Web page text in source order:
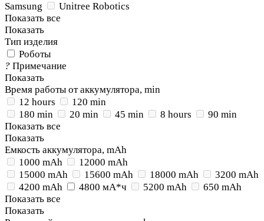
Samsung
Unitree Robotics
Показать все
Показать
Тип изделия
Роботы
? Примечание
Показать
Время работы от аккумулятора, min
12 hours
120 min
180 min
20 min 45 min 8 hours
90 min
Показать все
Показать
Емкость аккумулятора, mAh
1000 mAh
12000 mAh
15000 mAh
15600 mAh 18000 mAh
3200 mAh
4200 mAh
4800 мА*ч 5200 mAh
650 mAh
Показать все
Показать